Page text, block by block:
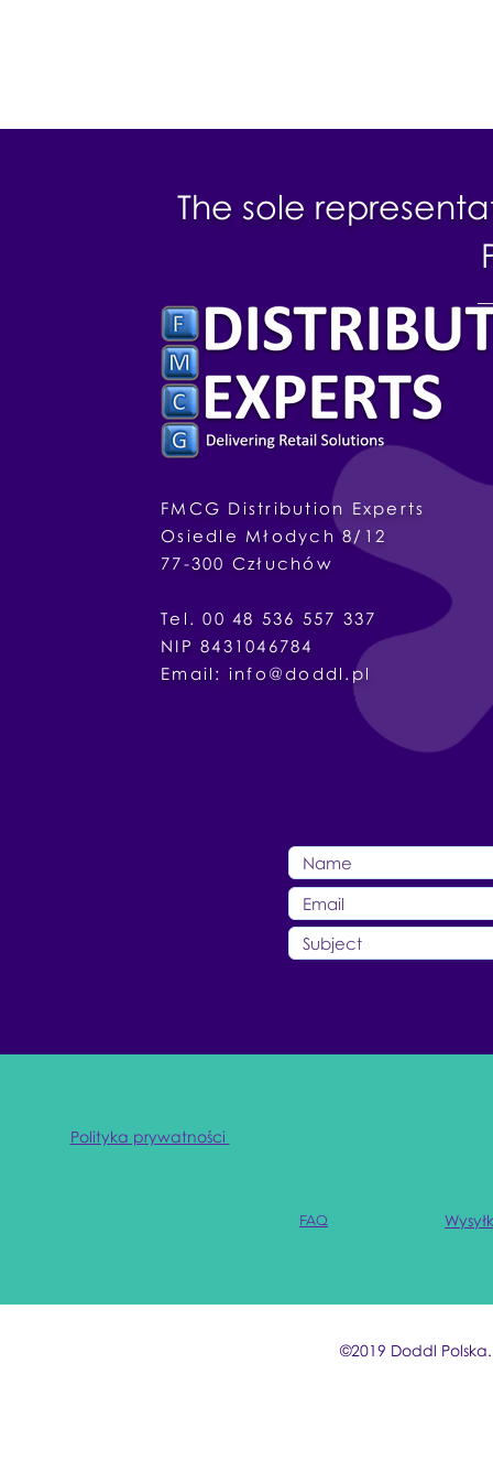
The sole
FMCG Distribution Experts
Osiedle Młodych 8/12
77-300 Człuchów
Tel. 00 48 536 557 337
NIP 8431046784
Email: info@doddl.pl
Polityka prywatności
FAQ
©2019 Doddl